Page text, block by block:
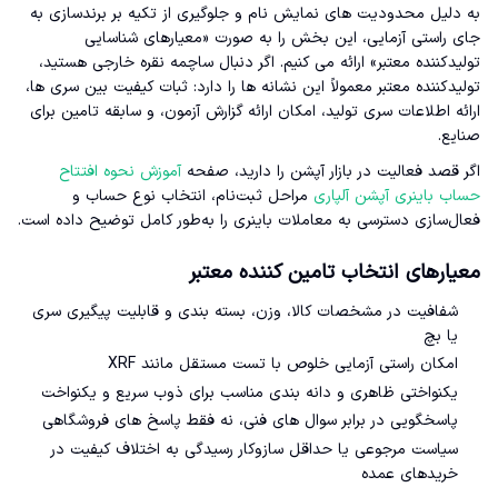
به دلیل محدودیت های نمایش نام و جلوگیری از تکیه بر برندسازی به
جای راستی آزمایی، این بخش را به صورت «معیارهای شناسایی
تولیدکننده معتبر» ارائه می کنیم. اگر دنبال ساچمه نقره خارجی هستید،
تولیدکننده معتبر معمولاً این نشانه ها را دارد: ثبات کیفیت بین سری ها،
ارائه اطلاعات سری تولید، امکان ارائه گزارش آزمون، و سابقه تامین برای
صنایع.
اگر قصد فعالیت در بازار آپشن را دارید، صفحه آموزش نحوه افتتاح
حساب باینری آپشن آلپاری مراحل ثبت‌نام، انتخاب نوع حساب و
فعال‌سازی دسترسی به معاملات باینری را به‌طور کامل توضیح داده است.
معیارهای انتخاب تامین کننده معتبر
شفافیت در مشخصات کالا، وزن، بسته بندی و قابلیت پیگیری سری
یا بچ
امکان راستی آزمایی خلوص با تست مستقل مانند XRF
یکنواختی ظاهری و دانه بندی مناسب برای ذوب سریع و یکنواخت
پاسخگویی در برابر سوال های فنی، نه فقط پاسخ های فروشگاهی
سیاست مرجوعی یا حداقل سازوکار رسیدگی به اختلاف کیفیت در
خریدهای عمده